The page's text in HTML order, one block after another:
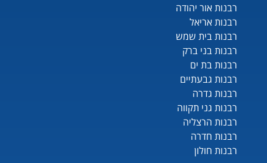
רבנות אור יהודה
רבנות אריאל
רבנות בית שמש
רבנות בני ברק
רבנות בת ים
רבנות גבעתיים
רבנות גדרה
רבנות גני תקווה
רבנות הרצליה
רבנות חדרה
רבנות חולון